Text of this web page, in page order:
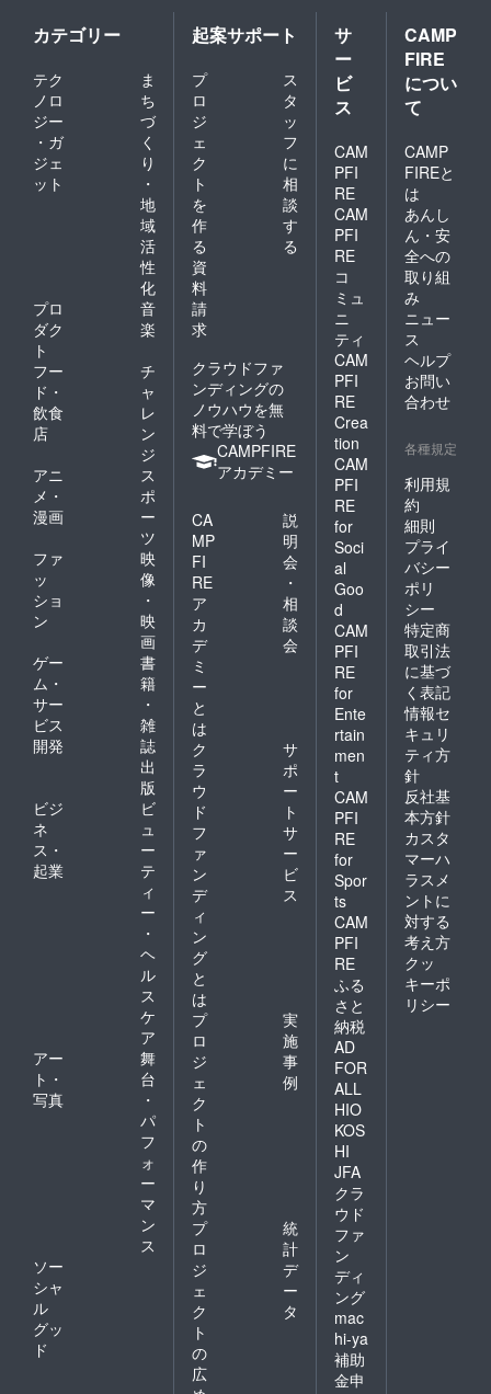
カテゴリー
テク
ノロ
ジー
・ガ
ジェ
ット
ま
ち
づ
く
り
・
地
域
活
性
化
プロ
ダク
ト
音
楽
フー
ド・
飲食
店
チ
ャ
レ
ン
ジ
アニ
メ・
漫画
ス
ポ
ー
ツ
ファ
ッ
ショ
ン
映
像
・
映
画
ゲー
ム・
サー
ビス
開発
書
籍
・
雑
誌
出
版
ビジ
ネ
ス・
起業
ビ
ュ
ー
テ
ィ
ー
・
ヘ
ル
ス
ケ
ア
アー
ト・
写真
舞
台
・
パ
フ
ォ
ー
マ
ン
ス
ソー
シャ
ル
グッ
ド
起案サポート
プ
ロ
ジ
ェ
ク
ト
を
作
る
ス
タ
ッ
フ
に
相
談
す
る
資
料
請
求
クラウドファ
ンディングの
ノウハウを無
料で学ぼう
CAMPFIRE
アカデミー
CA
MP
FI
RE
ア
カ
デ
ミ
ー
と
は
説
明
会
・
相
談
会
ク
ラ
ウ
ド
フ
ァ
ン
デ
ィ
ン
グ
と
は
サ
ポ
ー
ト
サ
ー
ビ
ス
プ
ロ
ジ
ェ
ク
ト
の
作
り
方
実
施
事
例
プ
ロ
ジ
ェ
ク
ト
の
広
統
計
デ
ー
タ
サ
ー
ビ
ス
CAM
PFI
RE
CAM
PFI
RE
コ
ミュ
ニ
ティ
CAM
PFI
RE
Crea
tion
CAM
PFI
RE
for
Soci
al
Goo
d
CAM
PFI
RE
for
Ente
rtain
men
t
CAM
PFI
RE
for
Spor
ts
CAM
PFI
RE
ふる
さと
納税
AD
FOR
ALL
HIO
KOS
HI
JFA
クラ
ウド
ファ
ン
ディ
ング
mac
hi-ya
補助
金申
CAMP
FIRE
につい
て
CAMP
FIREと
は
あんし
ん・安
全への
取り組
み
ニュー
ス
ヘルプ
お問い
合わせ
各種規定
利用規
約
細則
プライ
バシー
ポリ
シー
特定商
取引法
に基づ
く表記
情報セ
キュリ
ティ方
針
反社基
本方針
カスタ
マーハ
ラスメ
ントに
対する
考え方
クッ
キーポ
リシー